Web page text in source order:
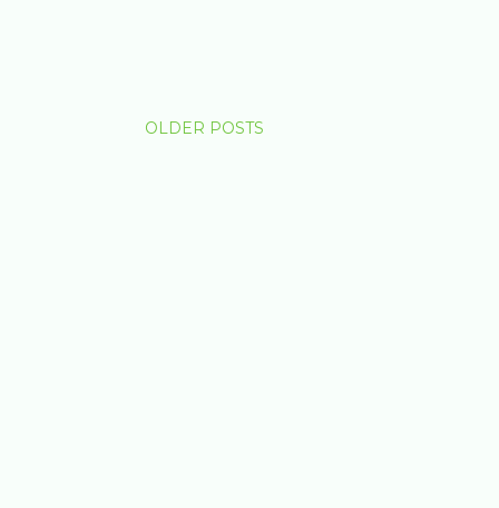
OLDER POSTS